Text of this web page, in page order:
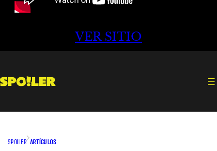
VER SITIO
SPOILER ARTÍCULOS